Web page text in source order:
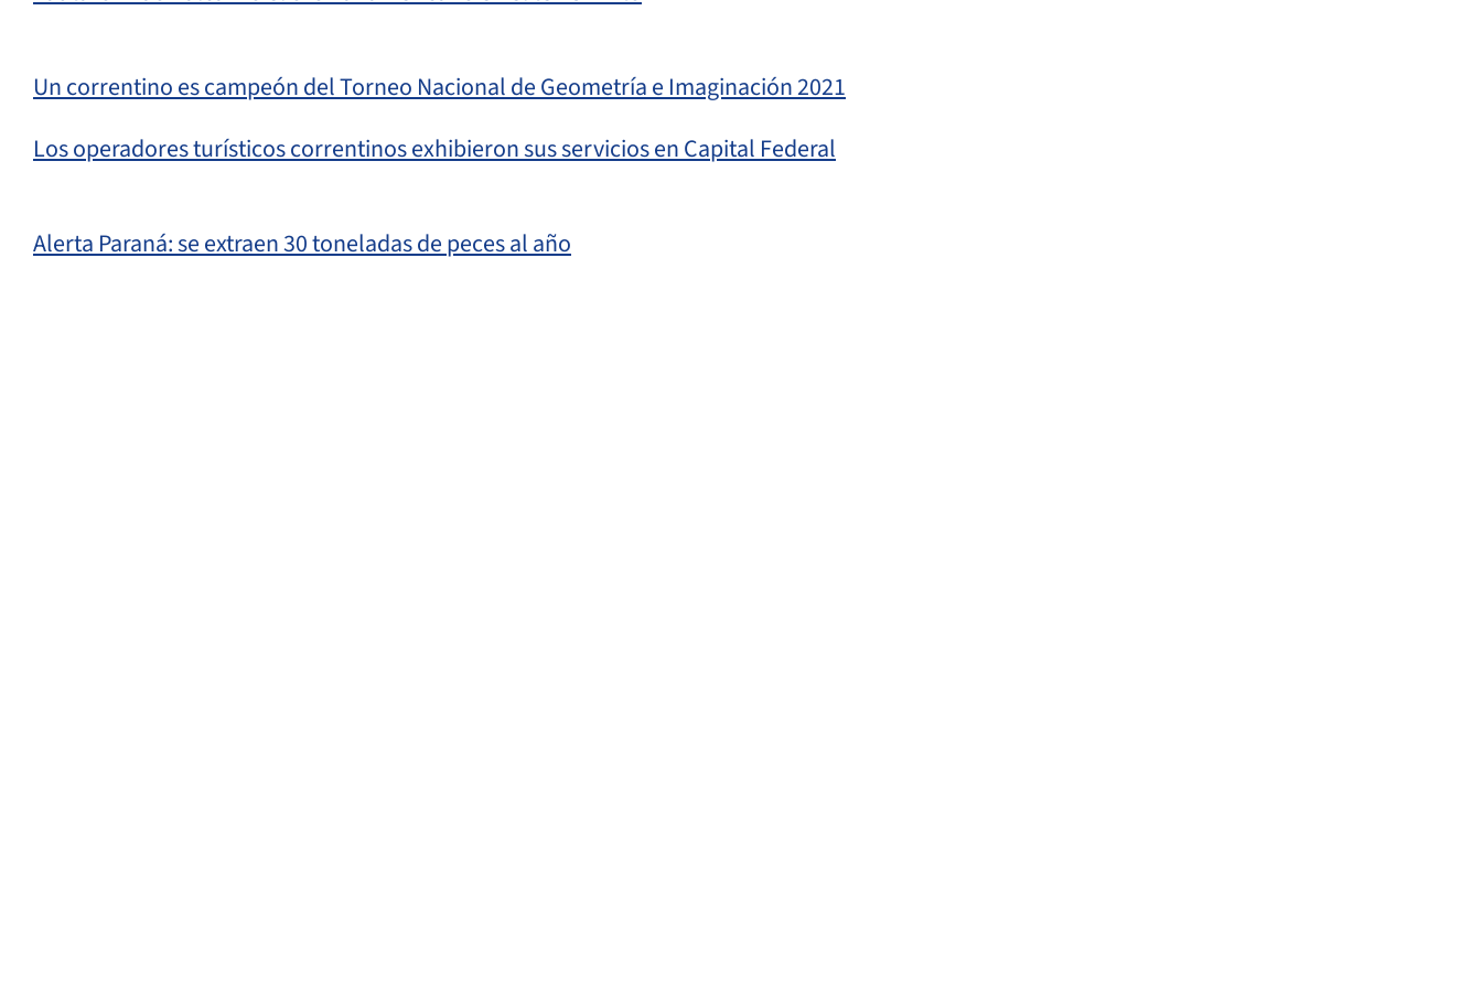
Un correntino es campeón del Torneo Nacional de Geometría e Imaginación 2021
Los operadores turísticos correntinos exhibieron sus servicios en Capital Federal
Alerta Paraná: se extraen 30 toneladas de peces al año